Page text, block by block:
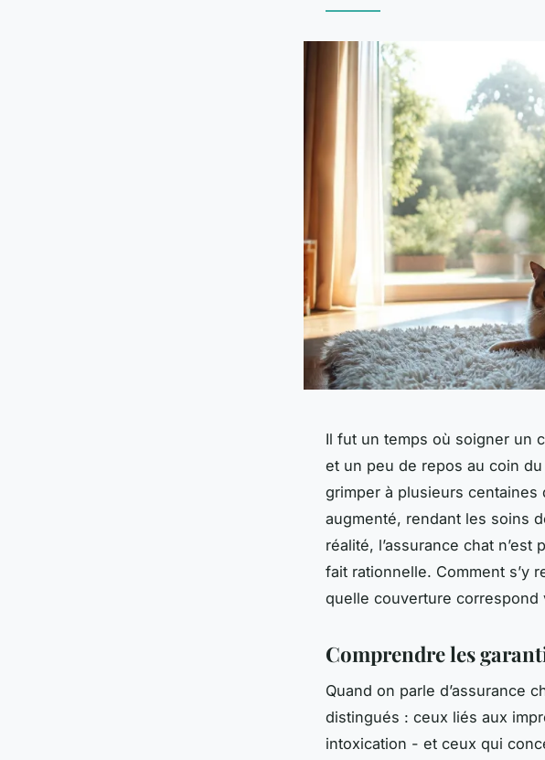
Il fut un temps où soigner un
et un peu de repos au coin
grimper à plusieurs centaines
augmenté, rendant les soins
réalité, l’assurance chat
fait rationnelle. Comment s’y
quelle couverture correspond
Comprendre les
Quand on parle d’assurance
distingués : ceux liés aux
intoxication - et ceux qui